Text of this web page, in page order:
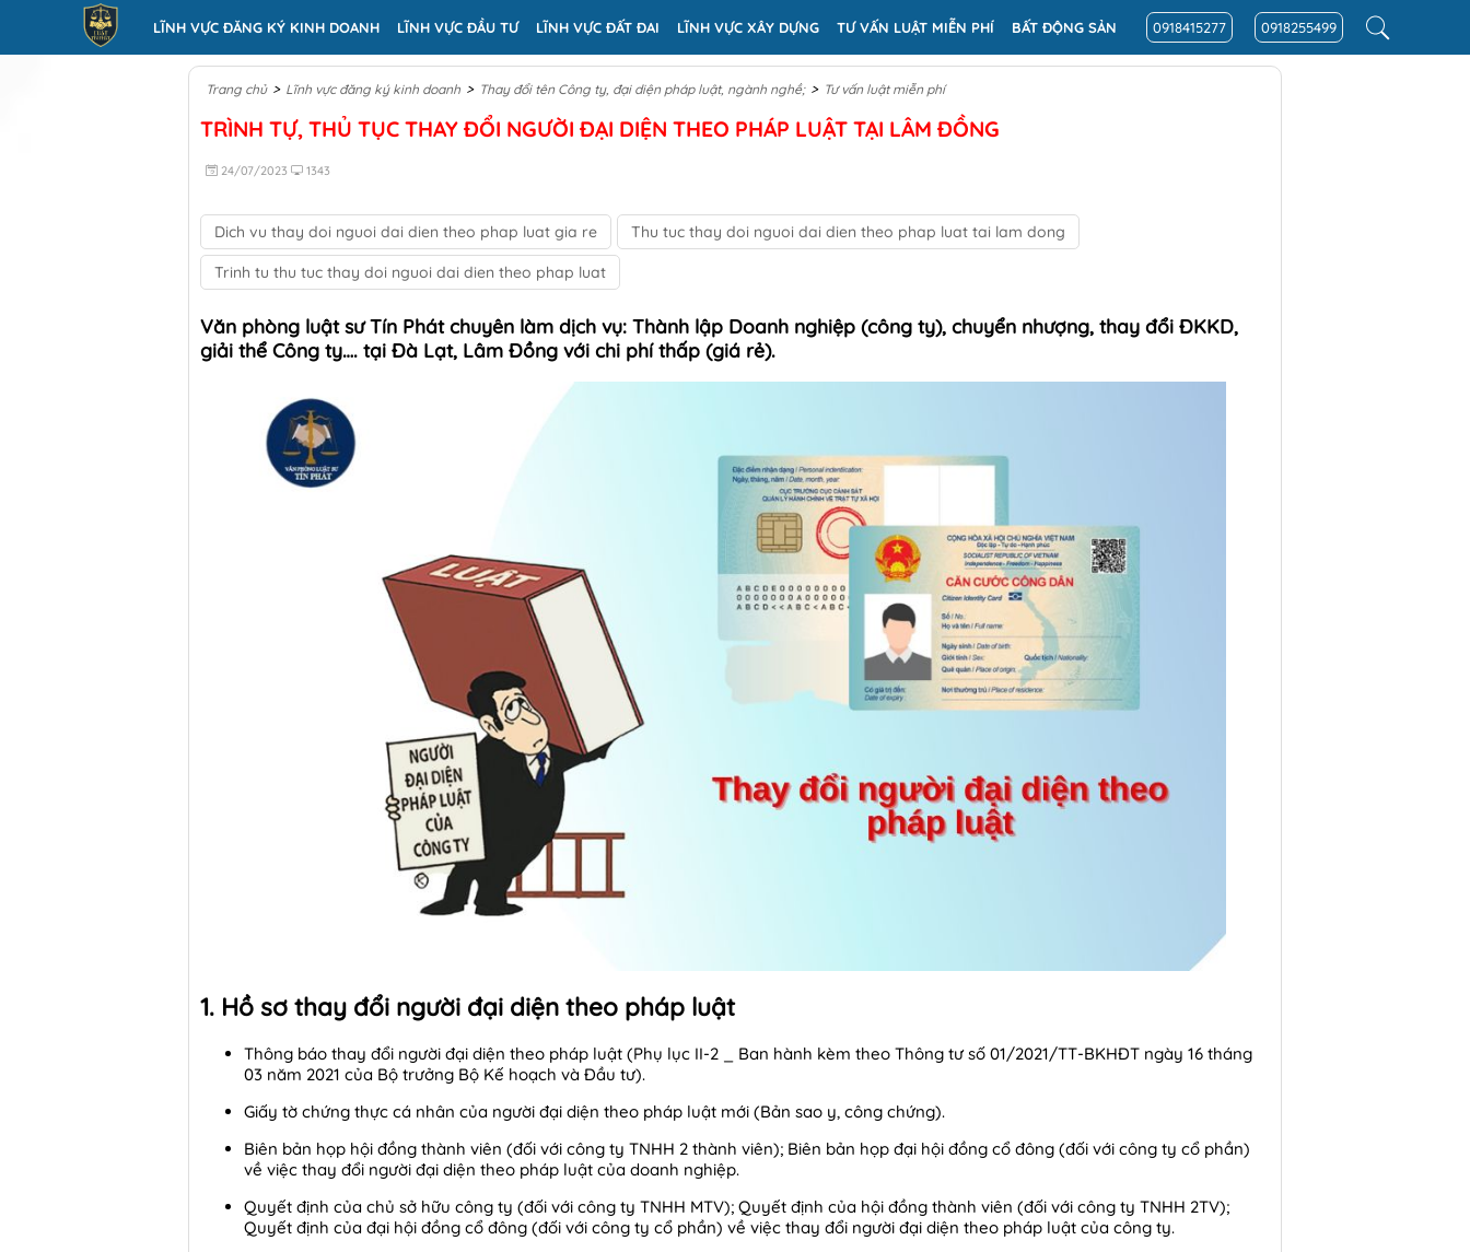
LĨNH VỰC ĐĂNG KÝ KINH DOANH LĨNH VỰC ĐẦU TƯ LĨNH VỰC ĐẤT ĐAI LĨNH VỰC XÂY DỰNG TƯ VẤN LUẬT MIỄN PHÍ BẤT ĐỘNG SẢN 0918415277 0918255499
Trang chủ > Lĩnh vực đăng ký kinh doanh > Thay đổi tên Công ty, đại diện pháp luật, ngành nghề; > Tư vấn luật miễn phí
TRÌNH TỰ, THỦ TỤC THAY ĐỔI NGƯỜI ĐẠI DIỆN THEO PHÁP LUẬT TẠI LÂM ĐỒNG
24/07/2023 1343
Dich vu thay doi nguoi dai dien theo phap luat gia re Thu tuc thay doi nguoi dai dien theo phap luat tai lam dong
Trinh tu thu tuc thay doi nguoi dai dien theo phap luat
Văn phòng luật sư Tín Phát chuyên làm dịch vụ: Thành lập Doanh nghiệp (công ty), chuyển nhượng, thay đổi ĐKKD,
giải thể Công ty…. tại Đà Lạt, Lâm Đồng với chi phí thấp (giá rẻ).
1. Hồ sơ thay đổi người đại diện theo pháp luật
Thông báo thay đổi người đại diện theo pháp luật (Phụ lục II-2 _ Ban hành kèm theo Thông tư số 01/2021/TT-BKHĐT ngày 16 tháng
03 năm 2021 của Bộ trưởng Bộ Kế hoạch và Đầu tư).
Giấy tờ chứng thực cá nhân của người đại diện theo pháp luật mới (Bản sao y, công chứng).
Biên bản họp hội đồng thành viên (đối với công ty TNHH 2 thành viên); Biên bản họp đại hội đồng cổ đông (đối với công ty cổ phần)
về việc thay đổi người đại diện theo pháp luật của doanh nghiệp.
Quyết định của chủ sở hữu công ty (đối với công ty TNHH MTV); Quyết định của hội đồng thành viên (đối với công ty TNHH 2TV);
Quyết định của đại hội đồng cổ đông (đối với công ty cổ phần) về việc thay đổi người đại diện theo pháp luật của công ty.